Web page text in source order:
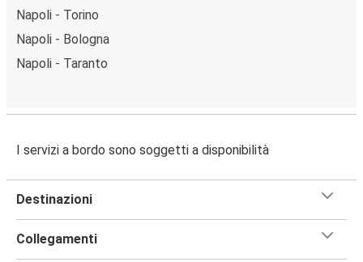
Napoli - Torino
Napoli - Bologna
Napoli - Taranto
I servizi a bordo sono soggetti a disponibilità
Destinazioni
Collegamenti